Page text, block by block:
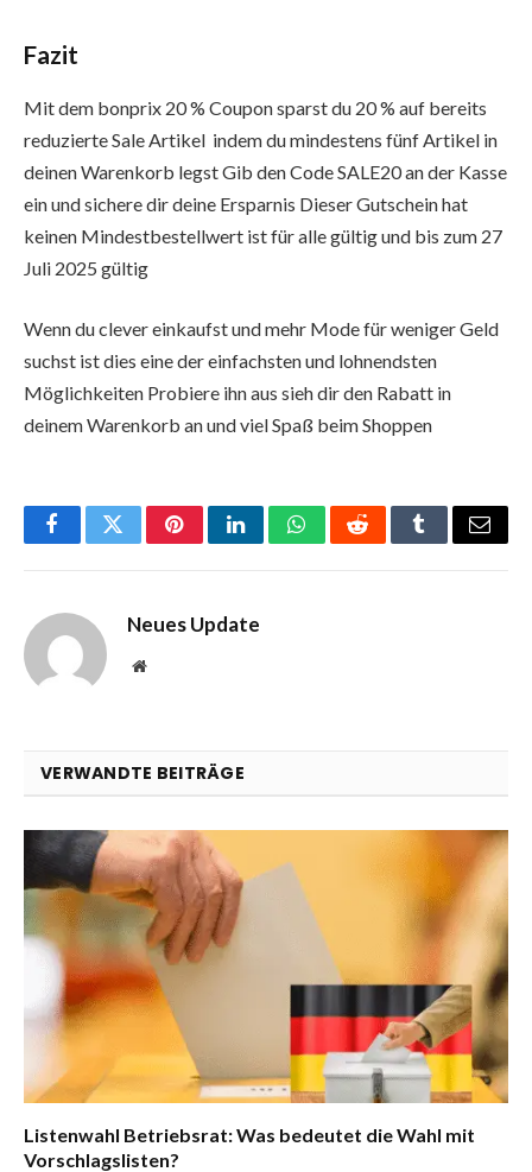
Fazit
Mit dem bonprix 20 % Coupon sparst du 20 % auf bereits
reduzierte Sale Artikel indem du mindestens fünf Artikel in
deinen Warenkorb legst Gib den Code SALE20 an der Kasse
ein und sichere dir deine Ersparnis Dieser Gutschein hat
keinen Mindestbestellwert ist für alle gültig und bis zum 27
Juli 2025 gültig
Wenn du clever einkaufst und mehr Mode für weniger Geld
suchst ist dies eine der einfachsten und lohnendsten
Möglichkeiten Probiere ihn aus sieh dir den Rabatt in
deinem Warenkorb an und viel Spaß beim Shoppen
FacebookTwitterPinterestLinkedInWhatsAppRedditTumblrEmail
Neues Update
Website
VERWANDTE BEITRÄGE
Listenwahl Betriebsrat: Was bedeutet die Wahl mit
Vorschlagslisten?